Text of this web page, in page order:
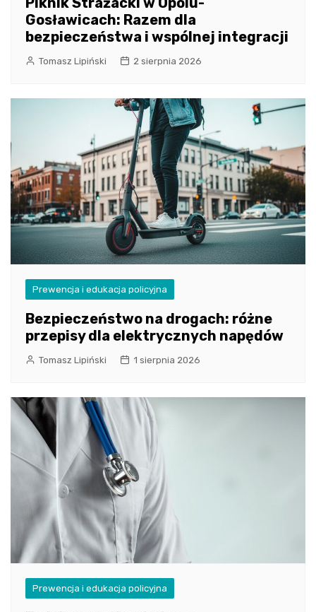
Gosławicach: Razem dla
bezpieczeństwa i wspólnej integracji
Tomasz Lipiński 2 sierpnia 2026
Prewencja i edukacja policyjna
Bezpieczeństwo na drogach: różne
przepisy dla elektrycznych napędów
Tomasz Lipiński 1 sierpnia 2026
Prewencja i edukacja policyjna